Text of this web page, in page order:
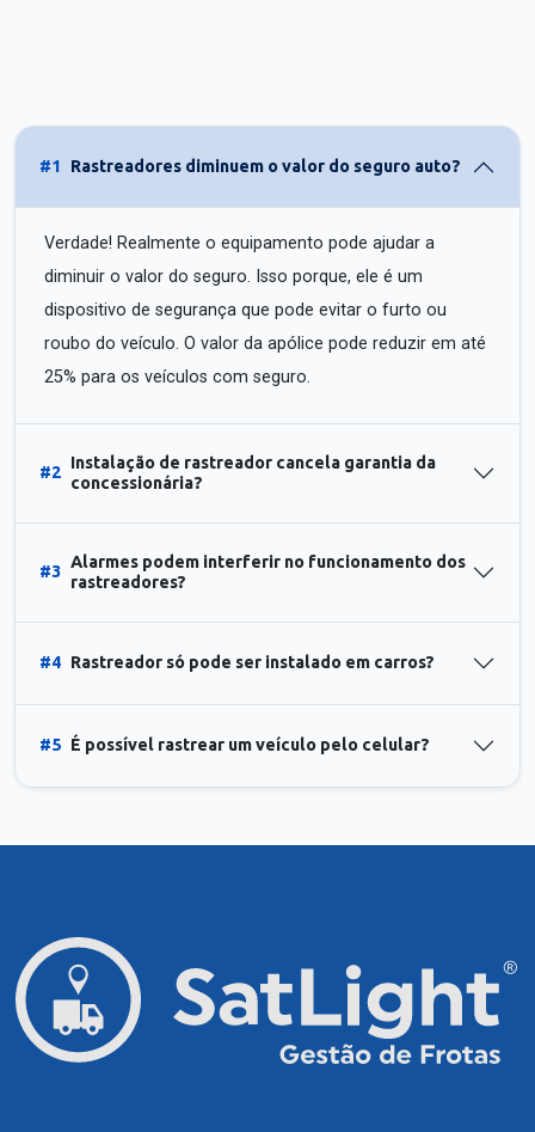
#1 Rastreadores diminuem o valor do seguro auto?
Verdade! Realmente o equipamento pode ajudar a
diminuir o valor do seguro. Isso porque, ele é um
dispositivo de segurança que pode evitar o furto ou
roubo do veículo. O valor da apólice pode reduzir em até
25% para os veículos com seguro.
#2
Instalação de rastreador cancela garantia da
concessionária?
#3
Alarmes podem interferir no funcionamento dos
rastreadores?
#4 Rastreador só pode ser instalado em carros?
#5 É possível rastrear um veículo pelo celular?